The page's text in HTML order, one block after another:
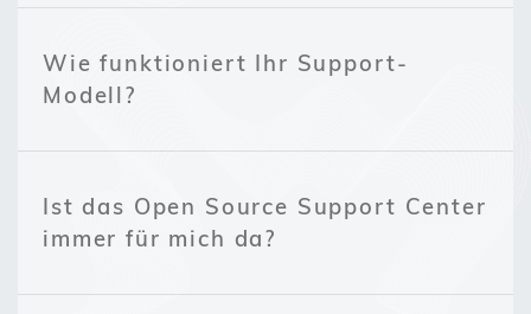
Wie funktioniert Ihr Support-
Modell?
Ist das Open Source Support Center
immer für mich da?